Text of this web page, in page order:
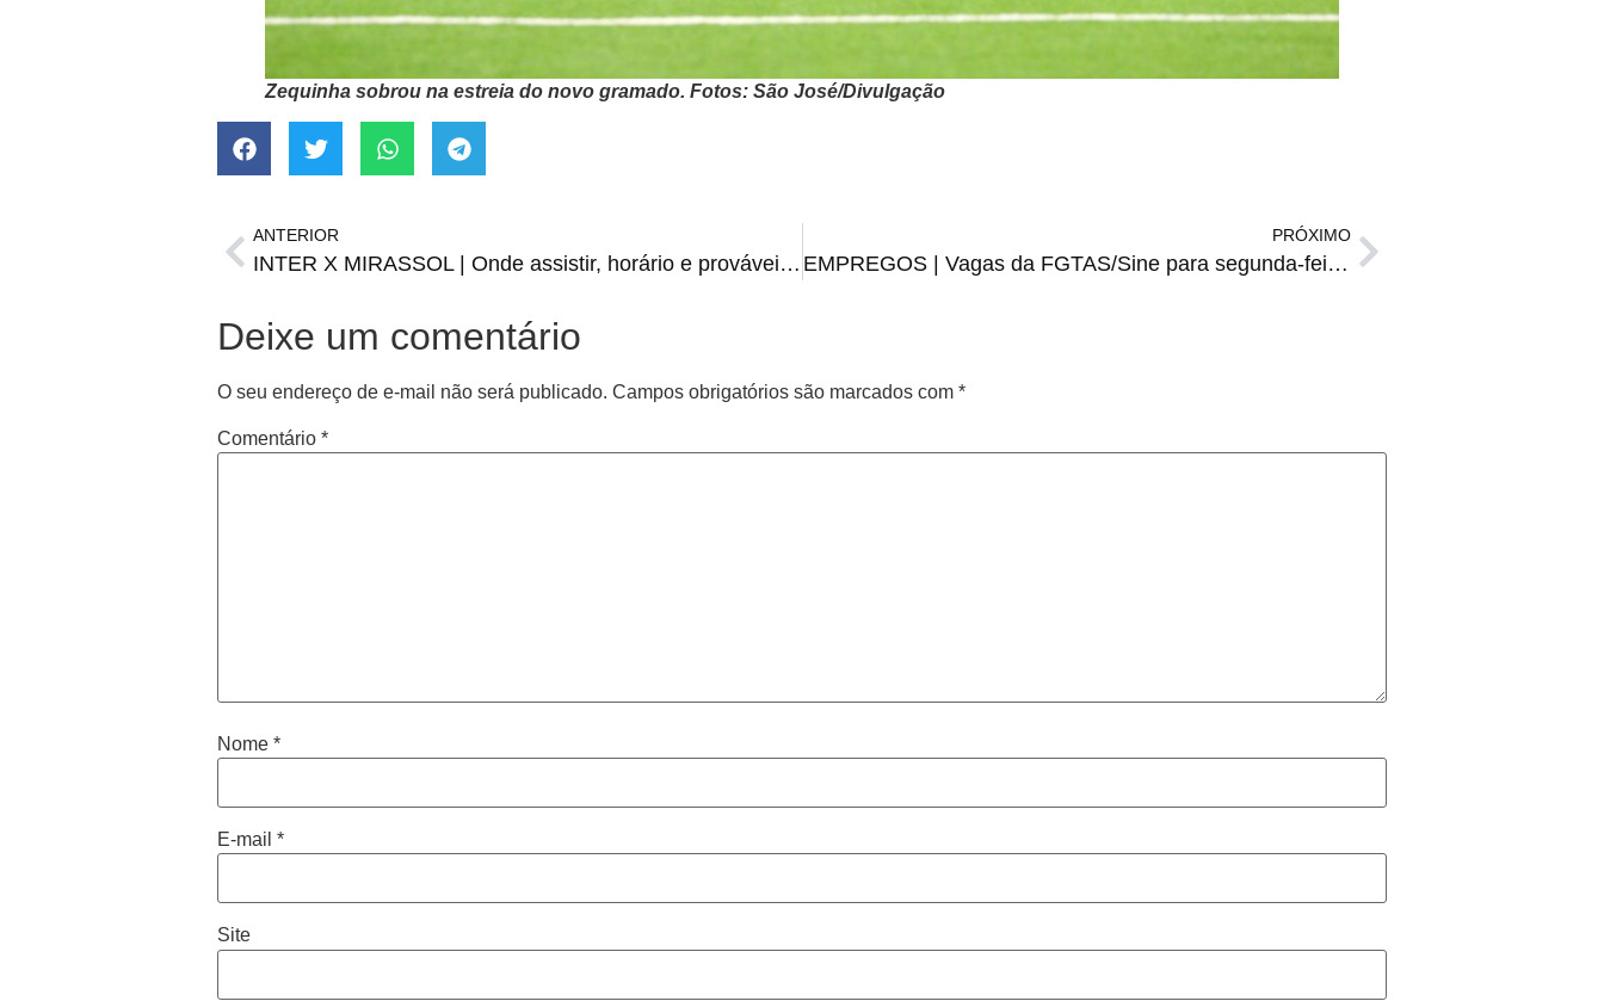
Zequinha sobrou na estreia do novo gramado. Fotos: São José/Divulgação
ANTERIOR
INTER X MIRASSOL | Onde assistir, horário e prováveis escalações
PRÓXIMO
EMPREGOS | Vagas da FGTAS/Sine para segunda-feira, 19 de maio
Deixe um comentário
O seu endereço de e-mail não será publicado. Campos obrigatórios são marcados com *
Comentário *
Nome *
E-mail *
Site